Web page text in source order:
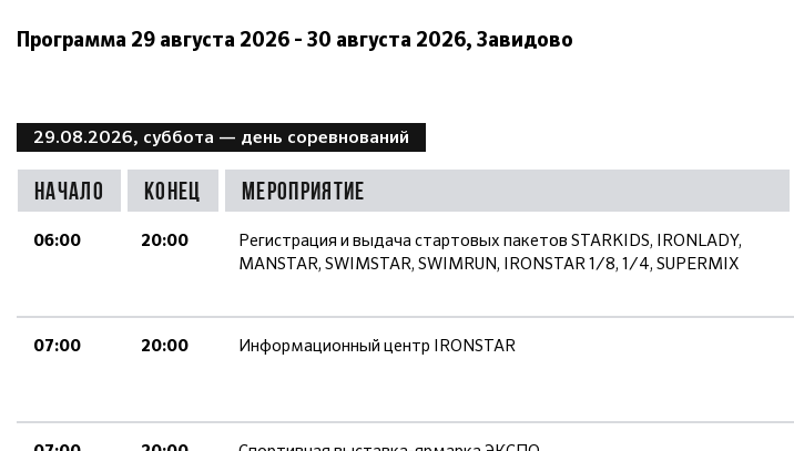
Программа 29 августа 2026 - 30 августа 2026, Завидово
29.08.2026, суббота — день соревнований
Начало Конец Мероприятие
06:00 20:00
Регистрация и выдача стартовых пакетов STARKIDS, IRONLADY,
MANSTAR, SWIMSTAR, SWIMRUN, IRONSTAR 1/8, 1/4, SUPERMIX
07:00 20:00 Информационный центр IRONSTAR